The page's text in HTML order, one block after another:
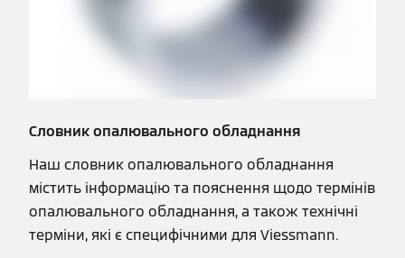
Словник опалювального обладнання
Наш словник опалювального обладнання
містить інформацію та пояснення щодо термінів
опалювального обладнання, а також технічні
терміни, які є специфічними для Viessmann.